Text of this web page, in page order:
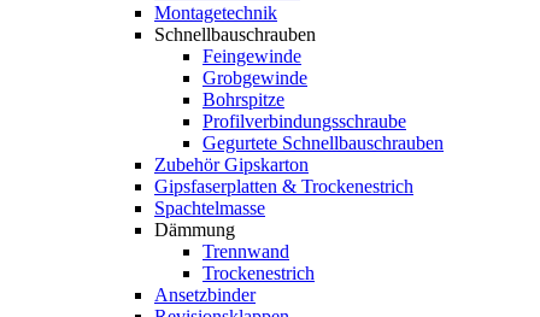
Montagetechnik
Schnellbauschrauben
Feingewinde
Grobgewinde
Bohrspitze
Profilverbindungsschraube
Gegurtete Schnellbauschrauben
Zubehör Gipskarton
Gipsfaserplatten & Trockenestrich
Spachtelmasse
Dämmung
Trennwand
Trockenestrich
Ansetzbinder